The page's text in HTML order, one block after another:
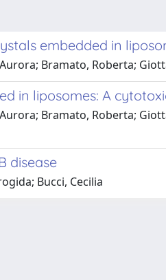
embedded in
Bramato, Roberta;
in liposomes: A
Bramato, Roberta;
disease
Bucci, Cecilia